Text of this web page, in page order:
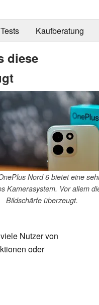
Kaufberatung
diese
Nord 6 bietet eine
Kamerasystem. Vor allem
Bildschärfe überzeugt.
Nutzer von
oder